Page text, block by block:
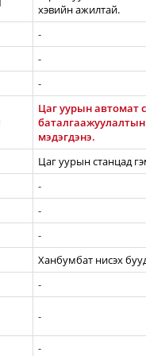
хэвийн ажилтай.
-
-
-
Цаг уурын автомат
мэдэгдэнэ.
Цаг уурын станцад
-
-
-
Ханбумбат нисэх
-
-
-